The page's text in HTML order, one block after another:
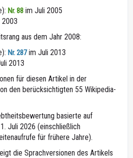
Nr. 88 im Juli 2005
aus dem Jahr 2008:
Nr. 287im Juli 2013
2013
für diesen Artikel in der
den berücksichtigten 55 Wikipedia-
basierte auf
Juli 2026 (einschließlich
für frühere Jahre).
die Sprachversionen des Artikels